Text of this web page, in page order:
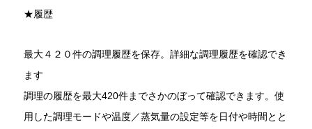
★履歴
最大４２０件の調理履歴を保存。詳細な調理履歴を確認でき
ます
調理の履歴を最大420件までさかのぼって確認できます。使
用した調理モードや温度／蒸気量の設定等を日付や時間とと